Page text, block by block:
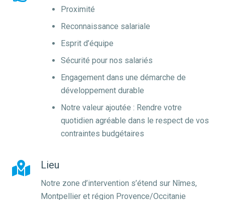
Proximité
Reconnaissance salariale
Esprit d’équipe
Sécurité pour nos salariés
Engagement dans une démarche de
développement durable
Notre valeur ajoutée : Rendre votre
quotidien agréable dans le respect de vos
contraintes budgétaires
Lieu
Notre zone d’intervention s’étend sur Nîmes,
Montpellier et région Provence/Occitanie